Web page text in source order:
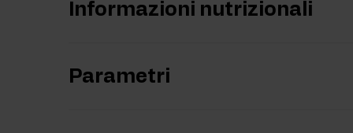
Informazioni nutrizionali
Parametri